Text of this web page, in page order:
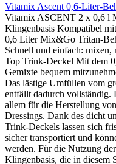
Vitamix Ascent 0,6-Liter-
Vitamix ASCENT 2 x 0,6 l
Klingenbasis Kompatibel
0,6 Liter Mix&Go Tritan-
Schnell und einfach: mixen,
Top Trink-Deckel Mit dem
Gemixte bequem
Das lästige Umfüllen vom
entfällt dadurch vollständig.
allem für die Herstellung
Dressings. Dank des dicht
Trink-Deckels lassen sich
sicher transportiert und
werden. Für die Nutzung
Klingenbasis, die in diesem